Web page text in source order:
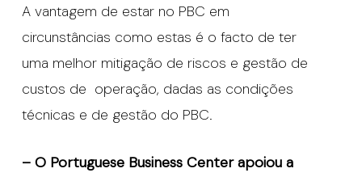
A vantagem de estar no PBC em
circunstâncias como estas é o facto de ter
uma melhor mitigação de riscos e gestão de
custos de operação, dadas as condições
técnicas e de gestão do PBC.
– O Portuguese Business Center apoiou a